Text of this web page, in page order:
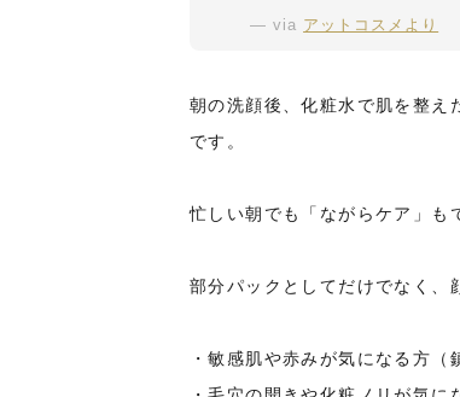
via アットコスメより
朝の洗顔後、化粧水で肌を整え
です。
忙しい朝でも「ながらケア」も
部分パックとしてだけでなく、
・敏感肌や赤みが気になる方（